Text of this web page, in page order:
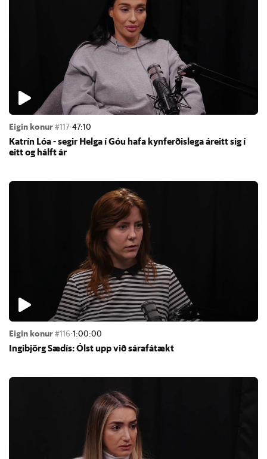
Eigin konur#117·47:10
Katrín Lóa - seg­ir Helga í Góu hafa kyn­ferð­is­lega áreitt sig í
eitt og hálft ár
Eigin konur#116·1:00:00
Ingi­björg Sæ­dís: Ólst upp við sára­fá­tækt